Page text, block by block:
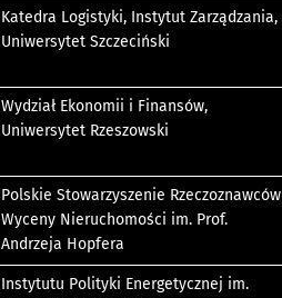
Katedra Logistyki, Instytut Zarządzania,
Uniwersytet Szczeciński
Wydział Ekonomii i Finansów,
Uniwersytet Rzeszowski
Polskie Stowarzyszenie Rzeczoznawców
Wyceny Nieruchomości im. Prof.
Andrzeja Hopfera
Instytutu Polityki Energetycznej im.